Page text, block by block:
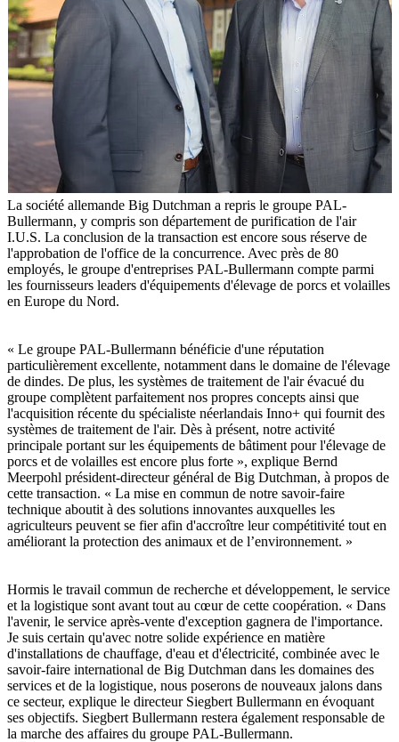
La société allemande Big Dutchman a repris le groupe PAL-
Bullermann, y compris son département de purification de l'air
I.U.S. La conclusion de la transaction est encore sous réserve de
l'approbation de l'office de la concurrence. Avec près de 80
employés, le groupe d'entreprises PAL-Bullermann compte parmi
les fournisseurs leaders d'équipements d'élevage de porcs et volailles
en Europe du Nord.
« Le groupe PAL-Bullermann bénéficie d'une réputation
particulièrement excellente, notamment dans le domaine de l'élevage
de dindes. De plus, les systèmes de traitement de l'air évacué du
groupe complètent parfaitement nos propres concepts ainsi que
l'acquisition récente du spécialiste néerlandais Inno+ qui fournit des
systèmes de traitement de l'air. Dès à présent, notre activité
principale portant sur les équipements de bâtiment pour l'élevage de
porcs et de volailles est encore plus forte », explique Bernd
Meerpohl président-directeur général de Big Dutchman, à propos de
cette transaction. « La mise en commun de notre savoir-faire
technique aboutit à des solutions innovantes auxquelles les
agriculteurs peuvent se fier afin d'accroître leur compétitivité tout en
améliorant la protection des animaux et de l’environnement. »
Hormis le travail commun de recherche et développement, le service
et la logistique sont avant tout au cœur de cette coopération. « Dans
l'avenir, le service après-vente d'exception gagnera de l'importance.
Je suis certain qu'avec notre solide expérience en matière
d'installations de chauffage, d'eau et d'électricité, combinée avec le
savoir-faire international de Big Dutchman dans les domaines des
services et de la logistique, nous poserons de nouveaux jalons dans
ce secteur, explique le directeur Siegbert Bullermann en évoquant
ses objectifs. Siegbert Bullermann restera également responsable de
la marche des affaires du groupe PAL-Bullermann.